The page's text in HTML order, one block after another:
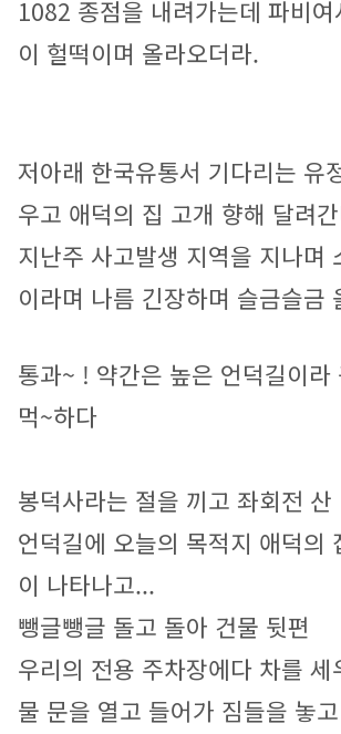
1082 종점을 내려가는데 파비
이 헐떡이며 올라오더라.
저아래 한국유통서 기다리는 유
우고 애덕의 집 고개 향해 달려
지난주 사고발생 지역을 지나며
이라며 나름 긴장하며 슬금슬금
통과~ ! 약간은 높은 언덕길이라
먹~하다
봉덕사라는 절을 끼고 좌회전 산
언덕길에 오늘의 목적지 애덕의
이 나타나고...
뺑글뺑글 돌고 돌아 건물 뒷편
우리의 전용 주차장에다 차를 세
물 문을 열고 들어가 짐들을 놓